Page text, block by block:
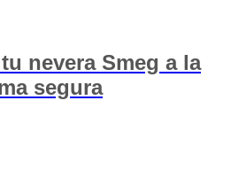
nevera Smeg a la
segura